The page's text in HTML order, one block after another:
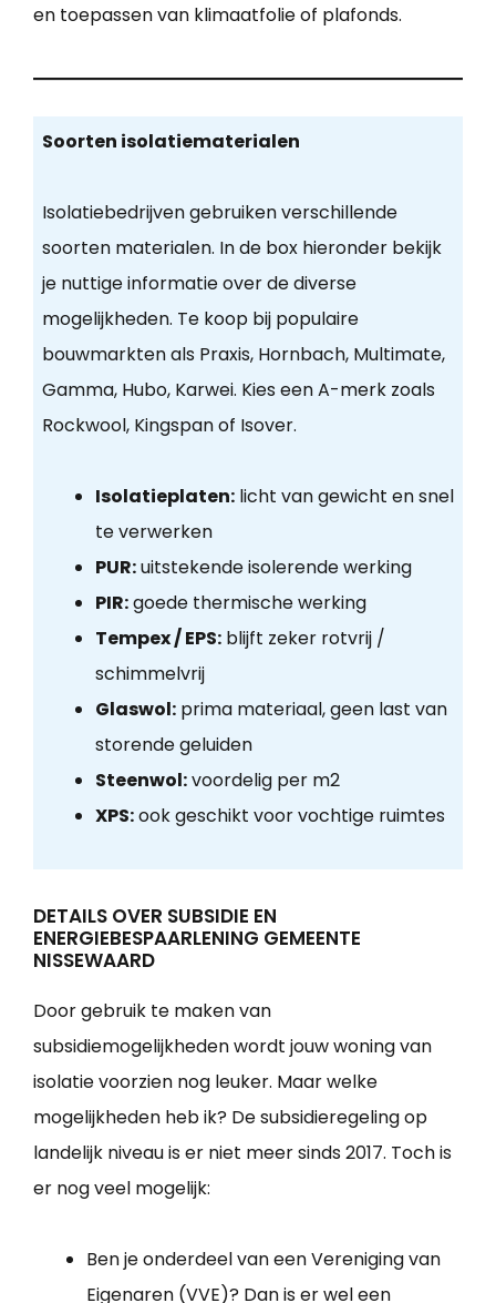
en toepassen van klimaatfolie of plafonds.
Soorten isolatiematerialen
Isolatiebedrijven gebruiken verschillende
soorten materialen. In de box hieronder bekijk
je nuttige informatie over de diverse
mogelijkheden. Te koop bij populaire
bouwmarkten als Praxis, Hornbach, Multimate,
Gamma, Hubo, Karwei. Kies een A-merk zoals
Rockwool, Kingspan of Isover.
Isolatieplaten:licht van gewicht en snel
te verwerken
PUR:uitstekende isolerende werking
PIR:goede thermische werking
Tempex / EPS:blijft zeker rotvrij /
schimmelvrij
Glaswol:prima materiaal, geen last van
storende geluiden
Steenwol:voordelig per m2
XPS:ook geschikt voor vochtige ruimtes
DETAILS OVER SUBSIDIE EN
ENERGIEBESPAARLENING GEMEENTE
NISSEWAARD
Door gebruik te maken van
subsidiemogelijkheden wordt jouw woning van
isolatie voorzien nog leuker. Maar welke
mogelijkheden heb ik? De subsidieregeling op
landelijk niveau is er niet meer sinds 2017. Toch is
er nog veel mogelijk:
Ben je onderdeel van een Vereniging van
Eigenaren (VVE)? Dan is er wel een